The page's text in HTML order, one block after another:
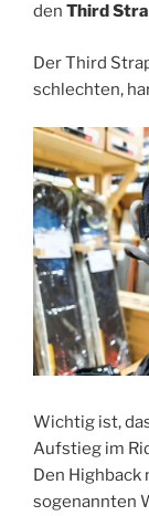
den Third
Der Third
schlechten,
Wichtig ist,
Aufstieg im
Den Highback
sogenannten